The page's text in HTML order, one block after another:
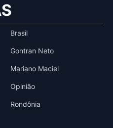
Brasil
Gontran Neto
Mariano Maciel
Opinião
Rondônia